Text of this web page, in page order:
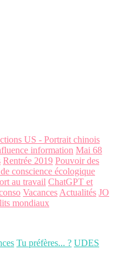
US - Portrait chinois
information Mai 68
Rentrée 2019 Pouvoir des
conscience écologique
au travail ChatGPT et
Vacances Actualités JO
mondiaux
Tu préfères... ? UDES